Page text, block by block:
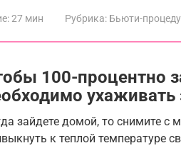
27 мин Рубрика: Бьюти-
100-процентно
ухаживать
зайдете домой, то снимите
к теплой температуре